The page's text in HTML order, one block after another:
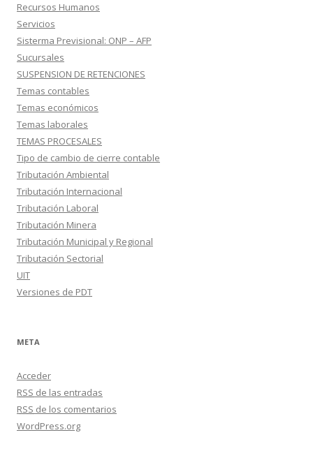
Recursos Humanos
Servicios
Sisterma Previsional: ONP – AFP
Sucursales
SUSPENSION DE RETENCIONES
Temas contables
Temas económicos
Temas laborales
TEMAS PROCESALES
Tipo de cambio de cierre contable
Tributación Ambiental
Tributación Internacional
Tributación Laboral
Tributación Minera
Tributación Municipal y Regional
Tributación Sectorial
UIT
Versiones de PDT
META
Acceder
RSS de las entradas
RSS de los comentarios
WordPress.org